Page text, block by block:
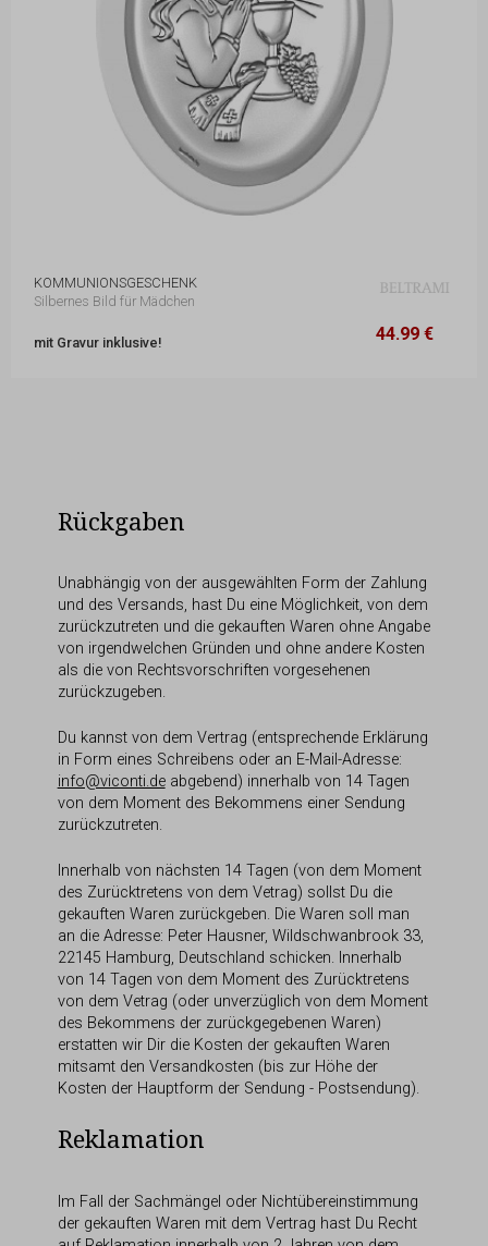
KOMMUNIONSGESCHENK
Silbernes Bild für Mädchen
mit Gravur inklusive! 44.99 €
11 x 15 cm 44.99 €
Rückgaben
Unabhängig von der ausgewählten Form der Zahlung
und des Versands, hast Du eine Möglichkeit, von dem
zurückzutreten und die gekauften Waren ohne Angabe
von irgendwelchen Gründen und ohne andere Kosten
als die von Rechtsvorschriften vorgesehenen
zurückzugeben.
Du kannst von dem Vertrag (entsprechende Erklärung
in Form eines Schreibens oder an E-Mail-Adresse:
info@viconti.deabgebend) innerhalb von 14 Tagen
von dem Moment des Bekommens einer Sendung
zurückzutreten.
Innerhalb von nächsten 14 Tagen (von dem Moment
des Zurücktretens von dem Vetrag) sollst Du die
gekauften Waren zurückgeben. Die Waren soll man
an die Adresse: Peter Hausner, Wildschwanbrook 33,
22145 Hamburg, Deutschland schicken. Innerhalb
von 14 Tagen von dem Moment des Zurücktretens
von dem Vetrag (oder unverzüglich von dem Moment
des Bekommens der zurückgegebenen Waren)
erstatten wir Dir die Kosten der gekauften Waren
mitsamt den Versandkosten (bis zur Höhe der
Kosten der Hauptform der Sendung - Postsendung).
Reklamation
Im Fall der Sachmängel oder Nichtübereinstimmung
der gekauften Waren mit dem Vertrag hast Du Recht